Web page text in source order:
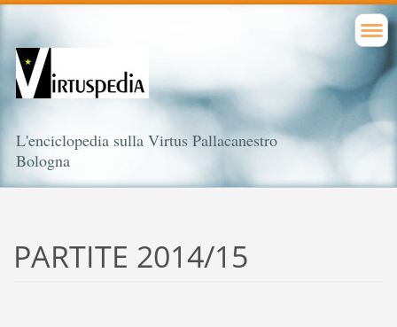
L'enciclopedia sulla Virtus Pallacanestro
Bologna
PARTITE 2014/15